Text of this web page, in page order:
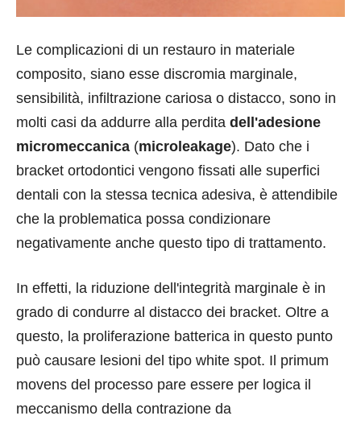
Le complicazioni di un restauro in materiale
composito, siano esse discromia marginale,
sensibilità, infiltrazione cariosa o distacco, sono in
molti casi da addurre alla perdita dell'adesione
micromeccanica (microleakage). Dato che i
bracket ortodontici vengono fissati alle superfici
dentali con la stessa tecnica adesiva, è attendibile
che la problematica possa condizionare
negativamente anche questo tipo di trattamento.
In effetti, la riduzione dell'integrità marginale è in
grado di condurre al distacco dei bracket. Oltre a
questo, la proliferazione batterica in questo punto
può causare lesioni del tipo white spot. Il primum
movens del processo pare essere per logica il
meccanismo della contrazione da